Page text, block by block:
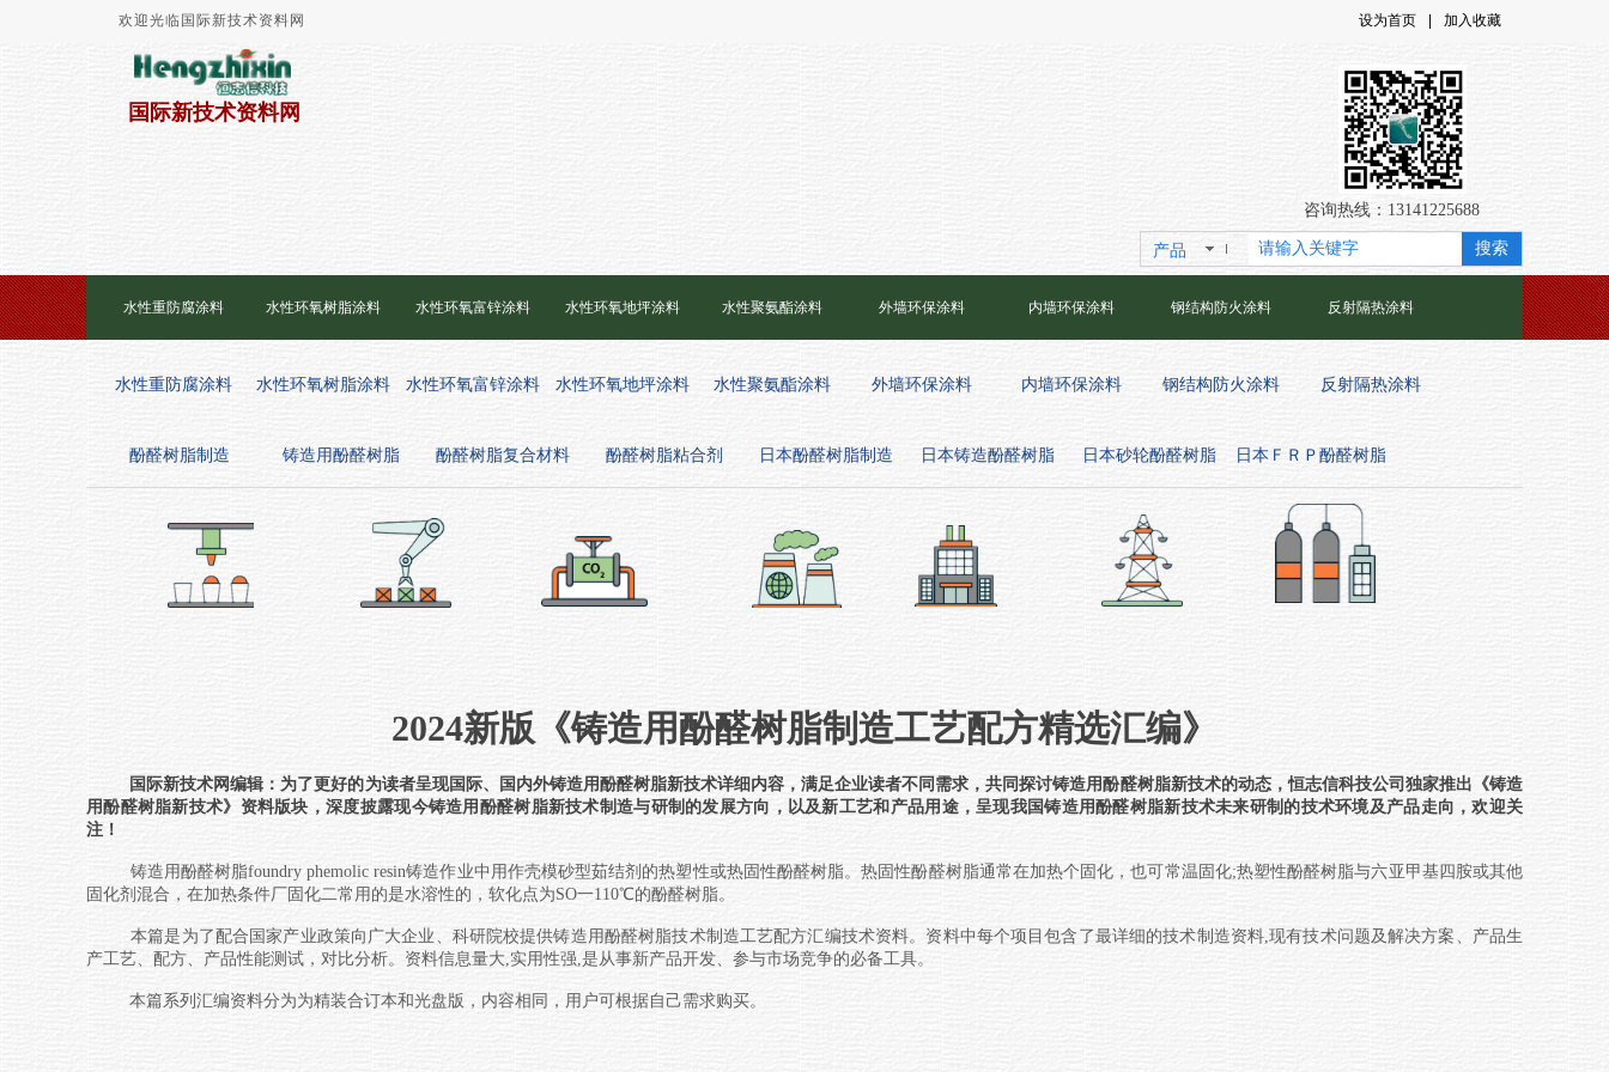
欢迎光临国际新技术资料网 设为首页 加入收藏
国际新技术资料网
咨询热线：13141225688
产品 搜索
水性重防腐涂料 水性环氧树脂涂料 水性环氧富锌涂料 水性环氧地坪涂料 水性聚氨酯涂料 外墙环保涂料 内墙环保涂料 钢结构防火涂料 反射隔热涂料
水性重防腐涂料 水性环氧树脂涂料 水性环氧富锌涂料 水性环氧地坪涂料 水性聚氨酯涂料 外墙环保涂料 内墙环保涂料 钢结构防火涂料 反射隔热涂料
酚醛树脂制造 铸造用酚醛树脂 酚醛树脂复合材料 酚醛树脂粘合剂 日本酚醛树脂制造 日本铸造酚醛树脂 日本砂轮酚醛树脂 日本ＦＲＰ酚醛树脂
2024新版《铸造用酚醛树脂制造工艺配方精选汇编》
国际新技术网编辑：为了更好的为读者呈现国际、国内外铸造用酚醛树脂新技术详细内容，满足企业读者不同需求，共同探讨铸造用酚醛树脂新技术的动态，恒志信科技公司独家推出《铸造
用酚醛树脂新技术》资料版块，深度披露现今铸造用酚醛树脂新技术制造与研制的发展方向，以及新工艺和产品用途，呈现我国铸造用酚醛树脂新技术未来研制的技术环境及产品走向，欢迎关
注！
铸造用酚醛树脂foundry phemolic resin铸造作业中用作壳模砂型茹结剂的热塑性或热固性酚醛树脂。热固性酚醛树脂通常在加热个固化，也可常温固化;热塑性酚醛树脂与六亚甲基四胺或其他
固化剂混合，在加热条件厂固化二常用的是水溶性的，软化点为SO一110℃的酚醛树脂。
本篇是为了配合国家产业政策向广大企业、科研院校提供铸造用酚醛树脂技术制造工艺配方汇编技术资料。资料中每个项目包含了最详细的技术制造资料,现有技术问题及解决方案、产品生
产工艺、配方、产品性能测试，对比分析。资料信息量大,实用性强,是从事新产品开发、参与市场竞争的必备工具。
本篇系列汇编资料分为为精装合订本和光盘版，内容相同，用户可根据自己需求购买。